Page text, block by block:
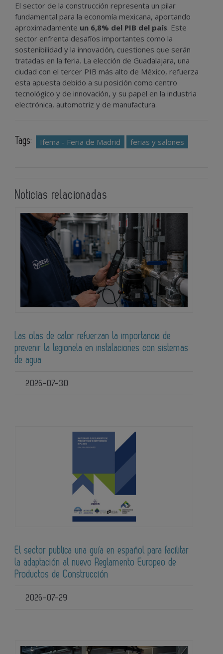
El sector de la construcción representa un pilar
fundamental para la economía mexicana, aportando
aproximadamente un 6,8% del PIB del país. Este
sector enfrenta desafíos importantes como la
sostenibilidad y la innovación, cuestiones que serán
tratadas en la feria. La elección de Guadalajara, una
ciudad con el tercer PIB más alto de México, refuerza
esta apuesta debido a su posición como centro
tecnológico y de innovación, y su papel en la industria
electrónica, automotriz y de manufactura.
Tags: Ifema - Feria de Madrid ferias y salones
Noticias relacionadas
Las olas de calor refuerzan la importancia de
prevenir la legionela en instalaciones con sistemas
de agua
2026-07-30
El sector publica una guía en español para facilitar
la adaptación al nuevo Reglamento Europeo de
Productos de Construcción
2026-07-29